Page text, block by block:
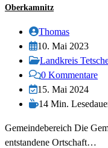
Oberkamnitz
Beitrags-
Autor:
Thomas
Beitrag
veröffentlicht:
10. Mai 2023
Beitrags-
Kategorie:
Landkreis
Beitrags-
Kommentare:
0 Kommentare
Beitrag
zuletzt
am:
15. Mai 2024
Lesedauer:
14 Min.
Gemeindebereich Die
entstandene Ortschaft…